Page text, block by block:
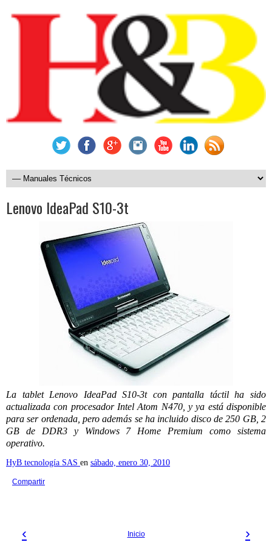
Lenovo IdeaPad S10-3t
La tablet Lenovo IdeaPad S10-3t con pantalla táctil ha sido
actualizada con procesador Intel Atom N470, y ya está disponible
para ser ordenada, pero además se ha incluido disco de 250 GB, 2
GB de DDR3 y Windows 7 Home Premium como sistema
operativo.
HyB tecnología SAS en sábado, enero 30, 2010
Compartir
‹ ›
Inicio